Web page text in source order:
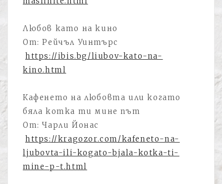
Любов като на кино
От: Рейчъл Уинтърс
https://ibis.bg/liubov-kato-na-
kino.html
Кафенето на любовта или когато
бяла котка ти мине път
От: Чарли Йонас
https://kragozor.com/kafeneto-na-
ljubovta-ili-kogato-bjala-kotka-ti-
mine-p-t.html